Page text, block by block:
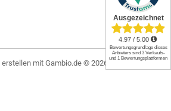
erstellenmit Gambio.de © 2026